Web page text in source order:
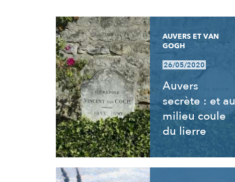
RÉSULTATS
AUVERS ET VAN
GOGH
26/05/2020
Auvers
secrète : et au
milieu coule
du lierre